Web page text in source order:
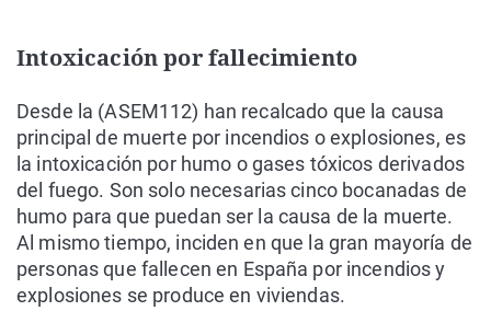
Intoxicación por fallecimiento
Desde la (ASEM112) han recalcado que la causa
principal de muerte por incendios o explosiones, es
la intoxicación por humo o gases tóxicos derivados
del fuego. Son solo necesarias cinco bocanadas de
humo para que puedan ser la causa de la muerte.
Al mismo tiempo, inciden en que la gran mayoría de
personas que fallecen en España por incendios y
explosiones se produce en viviendas.